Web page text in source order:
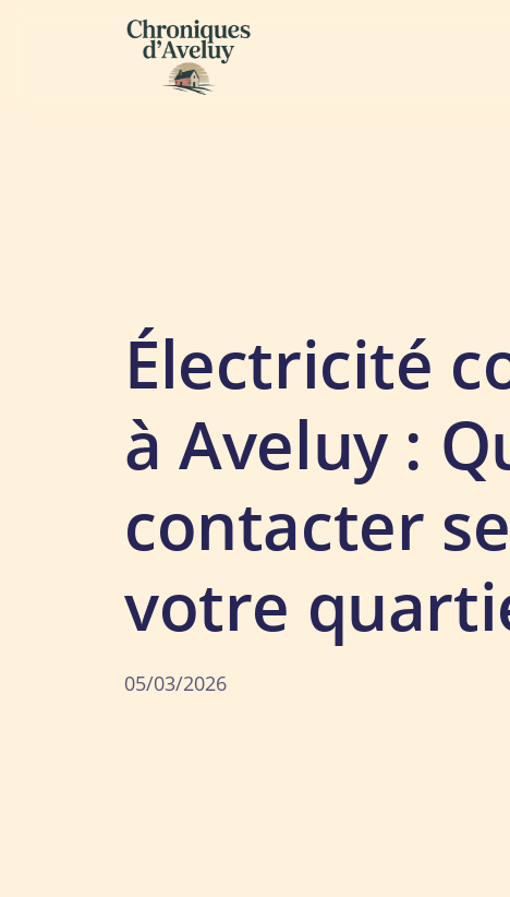
Électricité
à Aveluy :
contacter
votre
05/03/2026